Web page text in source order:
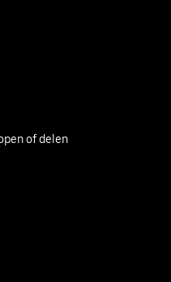
of delen